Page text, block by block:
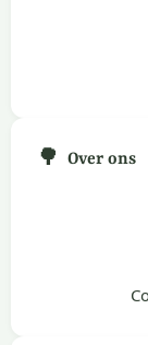
🌳 Over ons